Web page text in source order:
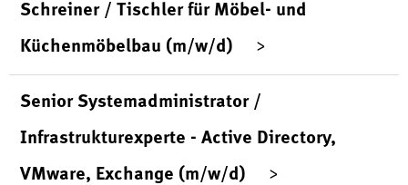
Schreiner / Tischler für Möbel- und
Küchenmöbelbau (m/w/d)
Senior Systemadministrator /
Infrastrukturexperte - Active Directory,
VMware, Exchange (m/w/d)